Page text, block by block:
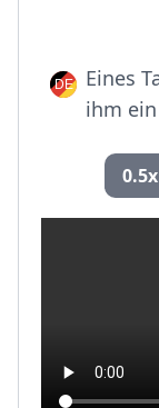
Eines
ihm
0.5x